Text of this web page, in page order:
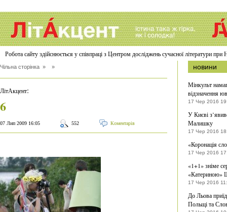
Робота сайту здійснюється у співпраці з Центром досліджень сучасної літератури
Чільна сторінка » »
ЛітАкцент:
6
07 Лип 2009 16:05 552 Коментарів
новини
Мінкульт
відзначення
17 Чер 2016
У Києві
Малишку
17 Чер 2016
«Коронація
17 Чер 2016
«1+1» зніме
«Катериною»
17 Чер 2016
До Льова
Польщі та